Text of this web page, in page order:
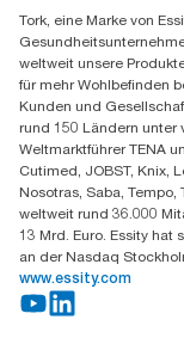
Essity
Parkstraße 1b
6214 Schenkon
Mo-Do 8:00-
GLN:
Tork, eine Marke von
weltweit unsere
für mehr Wohlbefinden
Kunden und
rund 150 Ländern unter
Weltmarktführer TENA
Cutimed, JOBST, Knix,
Nosotras, Saba,
weltweit rund 36.000
13 Mrd. Euro. Essity
an der Nasdaq
www.essity.com